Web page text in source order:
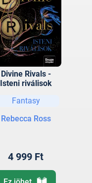
Divine Rivals -
Isteni riválisok
Fantasy
Rebecca Ross
4 999 Ft